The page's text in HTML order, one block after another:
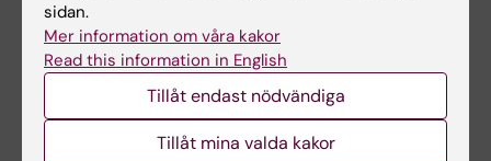
XXIII Cancer Research KI Retreat
Djurönäset konferenshotell
Övrigt
XXIII Cancer Research KI Retreat kommer att äga rum den
28–29 september 2026 på Djurönäset konferenshotell.
sidan.
Mer information om våra kakor
Read this information in English
Tillåt endast nödvändiga
Tillåt mina valda kakor